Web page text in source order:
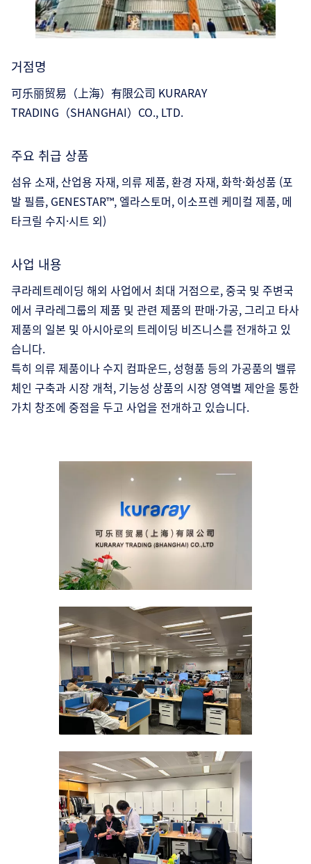
거점명
可乐丽贸易（上海）有限公司 KURARAY
TRADING（SHANGHAI）CO., LTD.
주요 취급 상품
섬유 소재, 산업용 자재, 의류 제품, 환경 자재, 화학·화성품 (포
발 필름, GENESTAR™, 엘라스토머, 이소프렌 케미컬 제품, 메
타크릴 수지·시트 외)
사업 내용
쿠라레트레이딩 해외 사업에서 최대 거점으로, 중국 및 주변국
에서 쿠라레그룹의 제품 및 관련 제품의 판매·가공, 그리고 타사
제품의 일본 및 아시아로의 트레이딩 비즈니스를 전개하고 있
습니다.
특히 의류 제품이나 수지 컴파운드, 성형품 등의 가공품의 밸류
체인 구축과 시장 개척, 기능성 상품의 시장 영역별 제안을 통한
가치 창조에 중점을 두고 사업을 전개하고 있습니다.